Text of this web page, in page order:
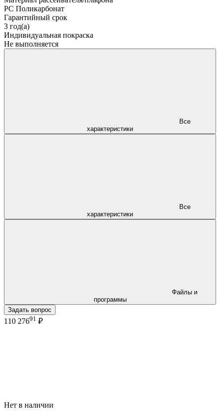
PC Поликарбонат
Гарантийный срок
3 год(а)
Индивидуальная покраска
Не выполняется
характеристики
характеристики
программы
Задать вопрос
110 27691 ₽
Нет в наличии